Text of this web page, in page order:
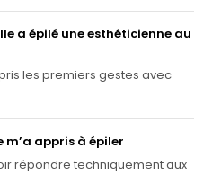
a épilé une esthéticienne au
les premiers gestes avec
m’a appris à épiler
répondre techniquement aux